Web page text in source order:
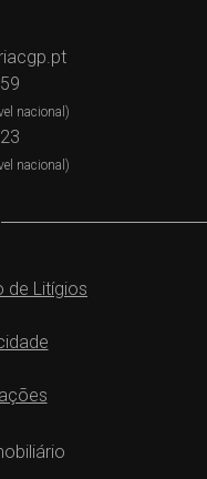
nacional)
nacional)
de Litígios